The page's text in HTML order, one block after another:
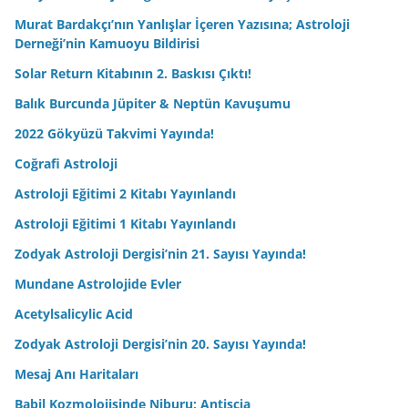
Murat Bardakçı’nın Yanlışlar İçeren Yazısına; Astroloji
Derneği’nin Kamuoyu Bildirisi
Solar Return Kitabının 2. Baskısı Çıktı!
Balık Burcunda Jüpiter & Neptün Kavuşumu
2022 Gökyüzü Takvimi Yayında!
Coğrafi Astroloji
Astroloji Eğitimi 2 Kitabı Yayınlandı
Astroloji Eğitimi 1 Kitabı Yayınlandı
Zodyak Astroloji Dergisi’nin 21. Sayısı Yayında!
Mundane Astrolojide Evler
Acetylsalicylic Acid
Zodyak Astroloji Dergisi’nin 20. Sayısı Yayında!
Mesaj Anı Haritaları
Babil Kozmolojisinde Niburu; Antiscia